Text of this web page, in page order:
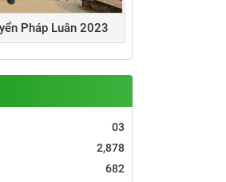
Pháp Luân 2023
03
2,878
682